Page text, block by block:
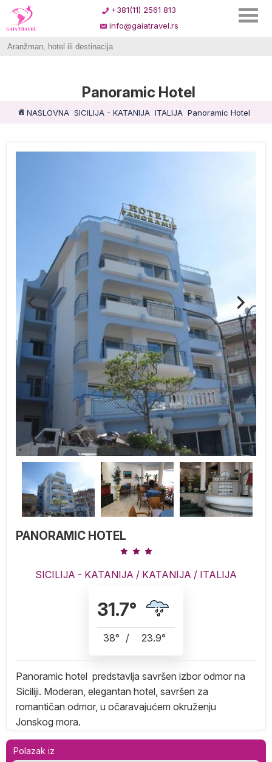
+381(11) 2561 813
info@gaiatravel.rs
Panoramic Hotel
NASLOVNA SICILIJA - KATANIJA ITALIJA Panoramic Hotel
PANORAMIC HOTEL
SICILIJA - KATANIJA / KATANIJA / ITALIJA
31.7°
38° / 23.9°
Panoramic hotel predstavlja savršen izbor odmor na
Siciliji. Moderan, elegantan hotel, savršen za
romantičan odmor, u očaravajućem okruženju
Jonskog mora.
Polazak iz